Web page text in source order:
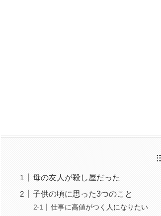
母の友人が殺し屋だった
子供の頃に思った3つのこと
仕事に高値がつく人になりたい